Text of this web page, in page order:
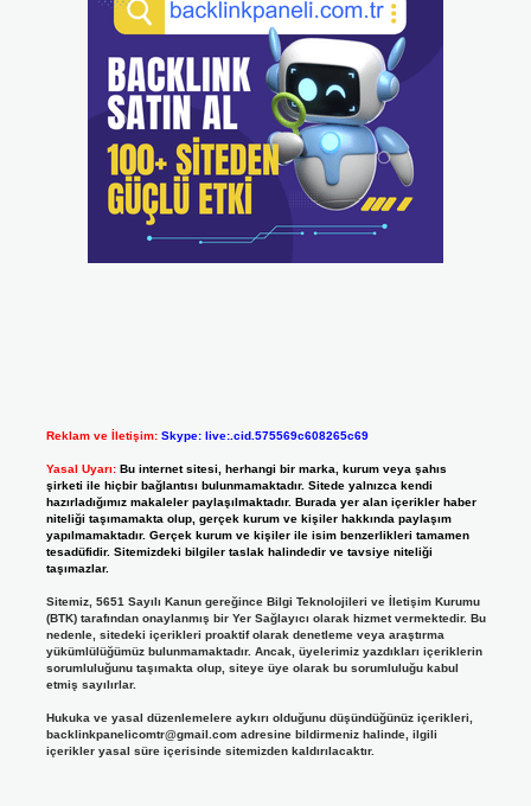
Reklam ve İletişim: Skype: live:.cid.575569c608265c69
Yasal Uyarı: Bu internet sitesi, herhangi bir marka, kurum veya şahıs
şirketi ile hiçbir bağlantısı bulunmamaktadır. Sitede yalnızca kendi
hazırladığımız makaleler paylaşılmaktadır. Burada yer alan içerikler haber
niteliği taşımamakta olup, gerçek kurum ve kişiler hakkında paylaşım
yapılmamaktadır. Gerçek kurum ve kişiler ile isim benzerlikleri tamamen
tesadüfidir. Sitemizdeki bilgiler taslak halindedir ve tavsiye niteliği
taşımazlar.
Sitemiz, 5651 Sayılı Kanun gereğince Bilgi Teknolojileri ve İletişim Kurumu
(BTK) tarafından onaylanmış bir Yer Sağlayıcı olarak hizmet vermektedir. Bu
nedenle, sitedeki içerikleri proaktif olarak denetleme veya araştırma
yükümlülüğümüz bulunmamaktadır. Ancak, üyelerimiz yazdıkları içeriklerin
sorumluluğunu taşımakta olup, siteye üye olarak bu sorumluluğu kabul
etmiş sayılırlar.
Hukuka ve yasal düzenlemelere aykırı olduğunu düşündüğünüz içerikleri,
backlinkpanelicomtr@gmail.comadresine bildirmeniz halinde, ilgili
içerikler yasal süre içerisinde sitemizden kaldırılacaktır.